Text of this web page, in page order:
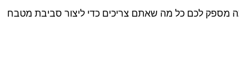
מספק לכם כל מה שאתם צריכים כדי ליצור סביבת מטבח